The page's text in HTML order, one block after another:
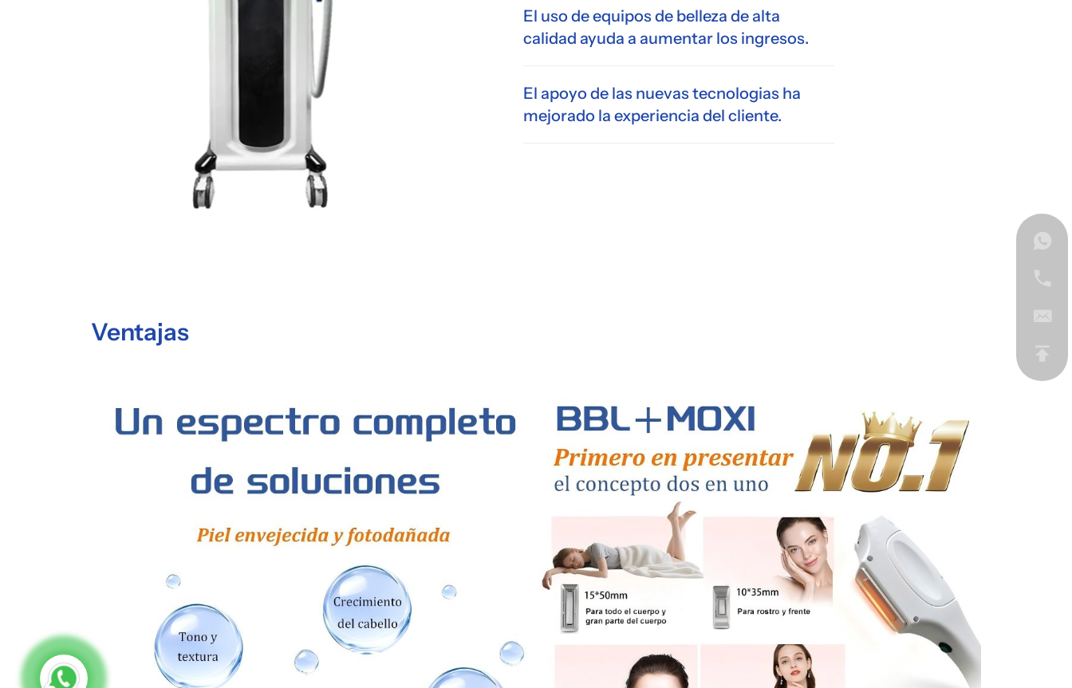
El uso de equipos de belleza de alta
calidad ayuda a aumentar los ingresos.
El apoyo de las nuevas tecnologias ha
mejorado la experiencia del cliente.
Ventajas